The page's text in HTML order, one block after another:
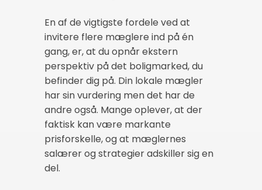
En af de vigtigste fordele ved at
invitere flere mæglere ind på én
gang, er, at du opnår ekstern
perspektiv på det boligmarked, du
befinder dig på. Din lokale mægler
har sin vurdering men det har de
andre også. Mange oplever, at der
faktisk kan være markante
prisforskelle, og at mæglernes
salærer og strategier adskiller sig en
del.